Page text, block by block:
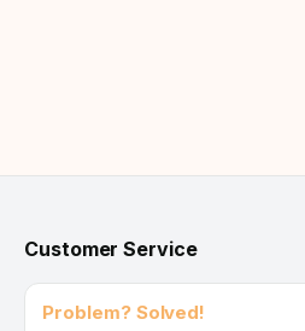
Customer Service
Problem? Solved!